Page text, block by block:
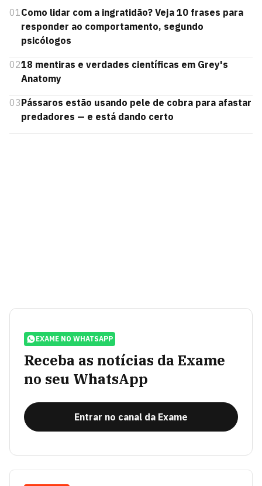
01Como lidar com a ingratidão? Veja 10 frases para
responder ao comportamento, segundo
psicólogos
0218 mentiras e verdades científicas em Grey's
Anatomy
03Pássaros estão usando pele de cobra para afastar
predadores — e está dando certo
EXAME NO WHATSAPP
Receba as notícias da Exame
no seu WhatsApp
Entrar no canal da Exame